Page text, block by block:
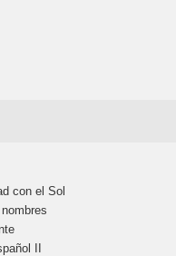
con el Sol
II